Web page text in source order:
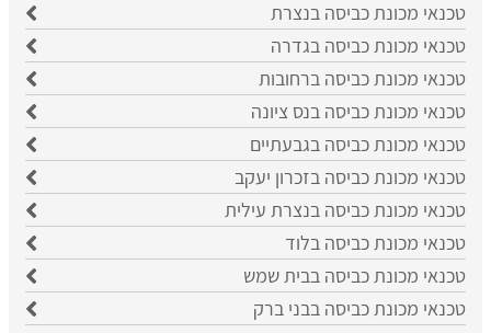
טכנאי מכונת כביסה בנצרת
טכנאי מכונת כביסה בגדרה
טכנאי מכונת כביסה ברחובות
טכנאי מכונת כביסה בנס ציונה
טכנאי מכונת כביסה בגבעתיים
טכנאי מכונת כביסה בזכרון יעקב
טכנאי מכונת כביסה בנצרת עילית
טכנאי מכונת כביסה בלוד
טכנאי מכונת כביסה בבית שמש
טכנאי מכונת כביסה בבני ברק